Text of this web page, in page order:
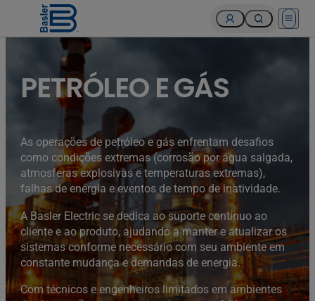
Open
PETRÓLEO E GÁS
As operações de petróleo e gás enfrentam desafios
como condições extremas (corrosão por água salgada,
atmosferas explosivas e temperaturas extremas),
falhas de energia e eventos de tempo de inatividade.
A Basler Electric se dedica ao suporte contínuo ao
cliente e ao produto, ajudando a manter e atualizar os
sistemas conforme necessário com seu ambiente em
constante mudança e demandas de energia.
Com técnicos e engenheiros limitados em ambientes